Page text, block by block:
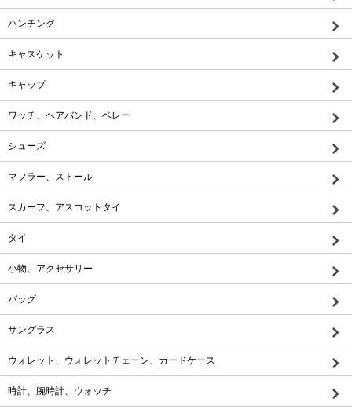
ハンチング
キャスケット
キャップ
ワッチ、ヘアバンド、ベレー
シューズ
マフラー、ストール
スカーフ、アスコットタイ
タイ
小物、アクセサリー
バッグ
サングラス
ウォレット、ウォレットチェーン、カードケース
時計、腕時計、ウォッチ